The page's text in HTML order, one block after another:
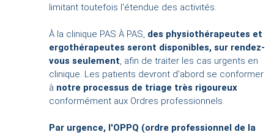
limitant toutefois l'étendue des activités.
À la clinique PAS À PAS, des physiothérapeutes et
ergothérapeutes seront disponibles, sur rendez-
vous seulement, afin de traiter les cas urgents en
clinique. Les patients devront d'abord se conformer
à notre processus de triage très rigoureux
conformément aux Ordres professionnels.
Par urgence, l'OPPQ (ordre professionnel de la